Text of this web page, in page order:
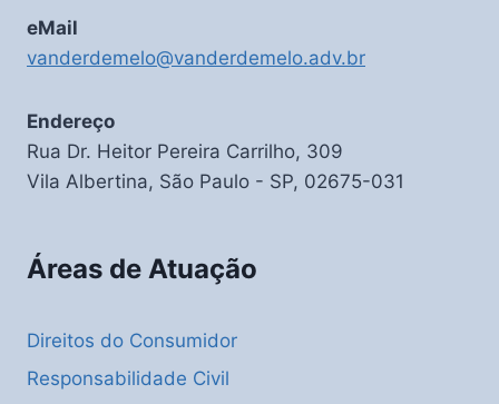
eMail
vanderdemelo@vanderdemelo.adv.br
Endereço
Rua Dr. Heitor Pereira Carrilho, 309
Vila Albertina, São Paulo - SP, 02675-031
Áreas de Atuação
Direitos do Consumidor
Responsabilidade Civil